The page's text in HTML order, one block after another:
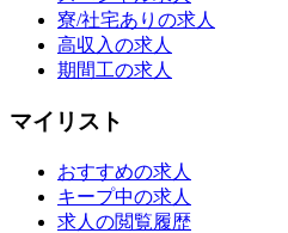
寮/社宅ありの求人
高収入の求人
期間工の求人
マイリスト
おすすめの求人
キープ中の求人
求人の閲覧履歴